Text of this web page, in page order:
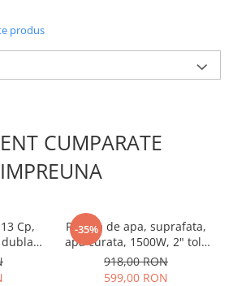
produs
CUMPARATE
IMPREUNA
Cp,
-35%
Pompa de apa, suprafata,
apa curata, 1500W, 2" toli,
30000 l/h, Raider RD-2DK20
918,00 RON
599,00 RON